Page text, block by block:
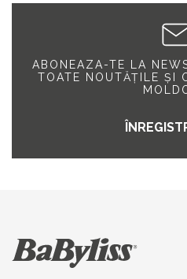
ABONEAZA-TE LA
TOATE NOUTĂȚILE ȘI